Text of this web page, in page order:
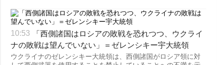
10:53
「西側諸国はロシアの敗戦を恐れつつ、ウクライ
ナの敗戦は望んでいない」＝ゼレンシキー宇大統領
ウクライナのゼレンシキー大統領は、西側諸国がロシア領に対